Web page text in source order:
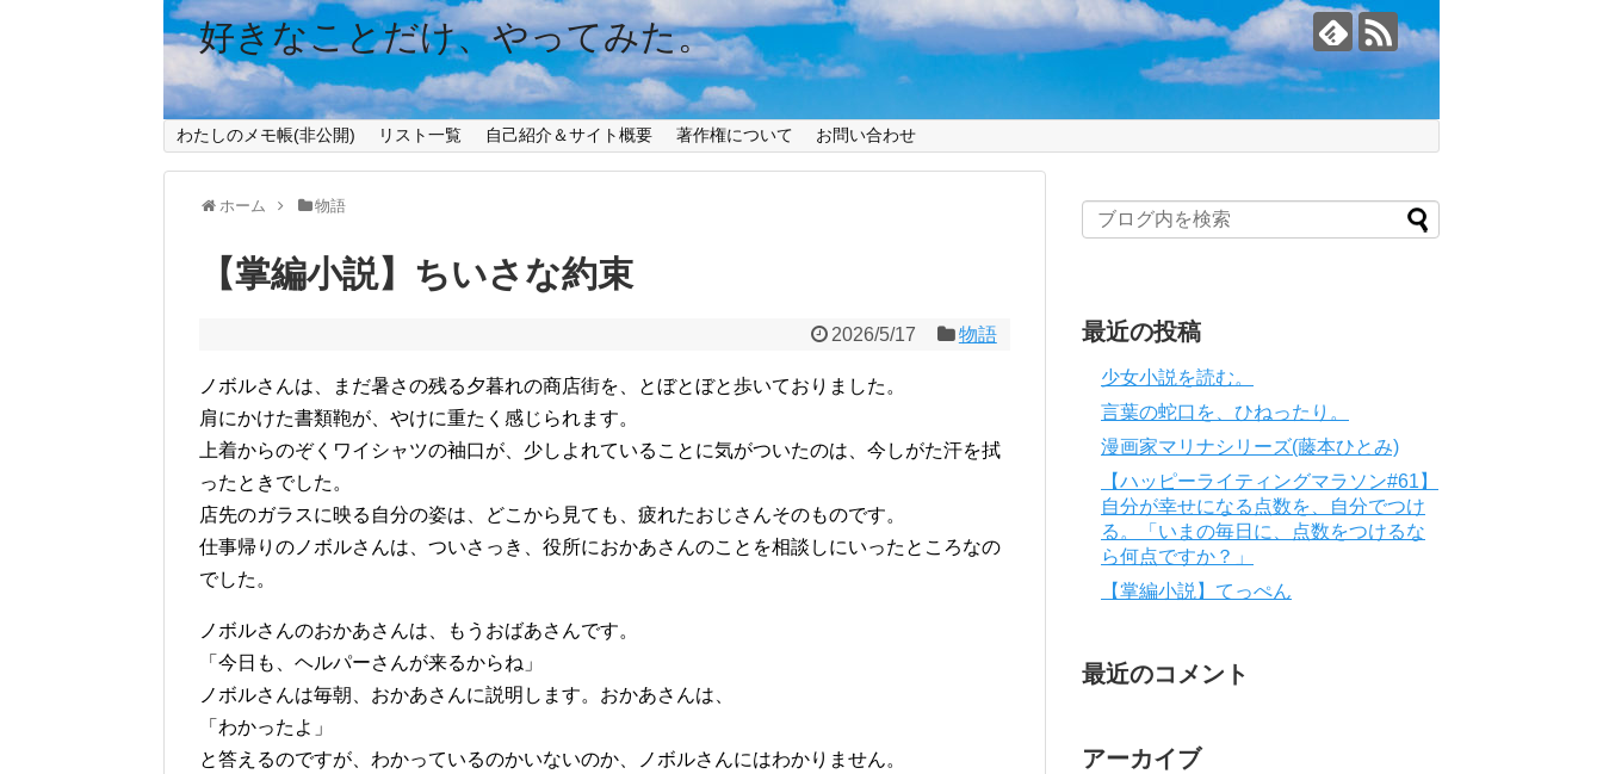
好きなことだけ、やってみた。
わたしのメモ帳(非公開) リスト一覧 自己紹介＆サイト概要 著作権について お問い合わせ
ホーム 物語
【掌編小説】ちいさな約束
2026/5/17 物語
ノボルさんは、まだ暑さの残る夕暮れの商店街を、とぼとぼと歩いておりました。
肩にかけた書類鞄が、やけに重たく感じられます。
上着からのぞくワイシャツの袖口が、少しよれていることに気がついたのは、今しがた汗を拭
ったときでした。
店先のガラスに映る自分の姿は、どこから見ても、疲れたおじさんそのものです。
仕事帰りのノボルさんは、ついさっき、役所におかあさんのことを相談しにいったところなの
でした。
ノボルさんのおかあさんは、もうおばあさんです。
「今日も、ヘルパーさんが来るからね」
ノボルさんは毎朝、おかあさんに説明します。おかあさんは、
「わかったよ」
と答えるのですが、わかっているのかいないのか、ノボルさんにはわかりません。
最近の投稿
少女小説を読む。
言葉の蛇口を、ひねったり。
漫画家マリナシリーズ(藤本ひとみ)
【ハッピーライティングマラソン#61】
自分が幸せになる点数を、自分でつけ
る。「いまの毎日に、点数をつけるな
ら何点ですか？」
【掌編小説】てっぺん
最近のコメント
アーカイブ